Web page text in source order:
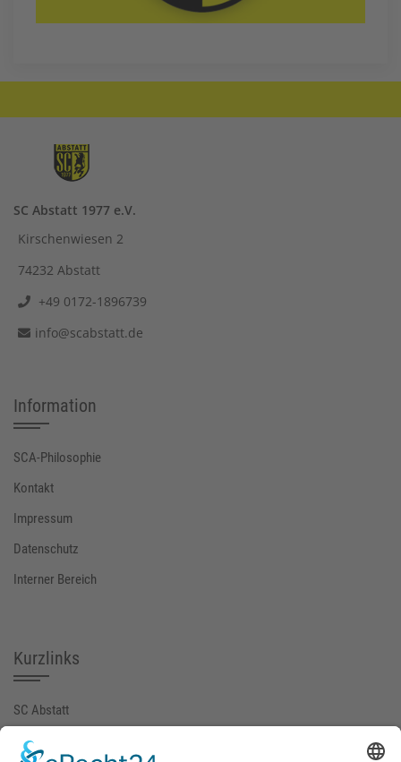
SC Abstatt 1977 e.V.
Kirschenwiesen 2
74232 Abstatt
+49 0172-1896739
info@scabstatt.de
Information
SCA-Philosophie
Kontakt
Impressum
Datenschutz
Interner Bereich
Kurzlinks
SC Abstatt
SGM-ABI (extern)